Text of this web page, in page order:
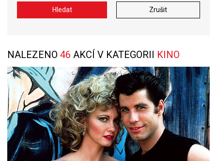
Hledat Zrušit
NALEZENO 46 AKCÍ V KATEGORII KINO